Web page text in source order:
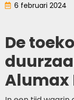
6 februari 2024
De
Alumax